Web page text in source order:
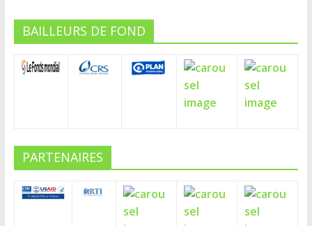
o
k
BAILLEURS DE FOND
PARTENAIRES